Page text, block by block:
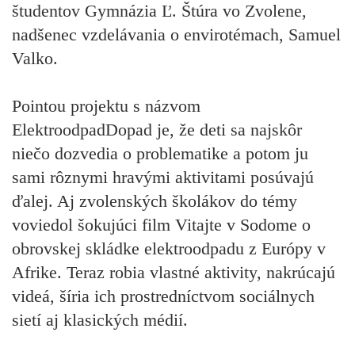
študentov Gymnázia Ľ. Štúra vo Zvolene,
nadšenec vzdelávania o envirotémach, Samuel
Valko.
Pointou projektu s názvom
ElektroodpadDopad je, že deti sa najskôr
niečo dozvedia o problematike a potom ju
sami rôznymi hravými aktivitami posúvajú
ďalej. Aj zvolenských školákov do témy
voviedol šokujúci film Vitajte v Sodome o
obrovskej skládke elektroodpadu z Európy v
Afrike. Teraz robia vlastné aktivity, nakrúcajú
videá, šíria ich prostredníctvom sociálnych
sietí aj klasických médií.